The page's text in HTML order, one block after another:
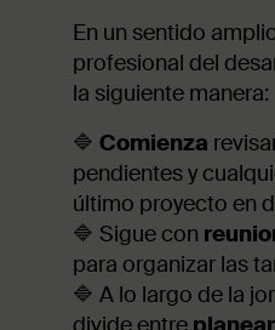
En un sentido
profesional del
la siguiente manera:
🔷 Comienza
pendientes y
último proyecto en
🔷 Sigue con
para organizar las
🔷 A lo largo de la